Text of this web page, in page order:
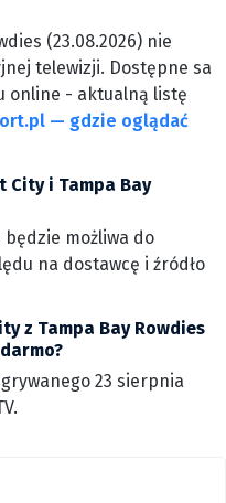
(23.08.2026) nie
telewizji. Dostępne sa
online - aktualną listę
— gdzie oglądać
City i Tampa Bay
będzie możliwa do
na dostawcę i źródło
z Tampa Bay Rowdies
23 sierpnia